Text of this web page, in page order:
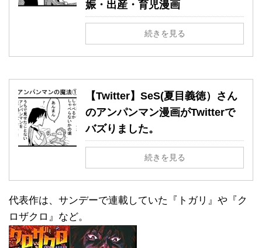
娠・出産・育児漫画
続きを見る
【Twitter】SeS(夏目義徳）さん
のアンパンマン漫画がTwitterで
バズりました。
続きを見る
代表作は、サンデーで連載していた『トガリ』や『ク
ロザクロ』など。